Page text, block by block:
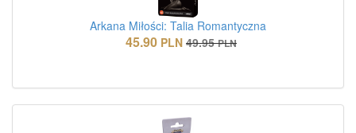
Arkana Miłości: Talia Romantyczna
45.90 PLN 49.95 PLN